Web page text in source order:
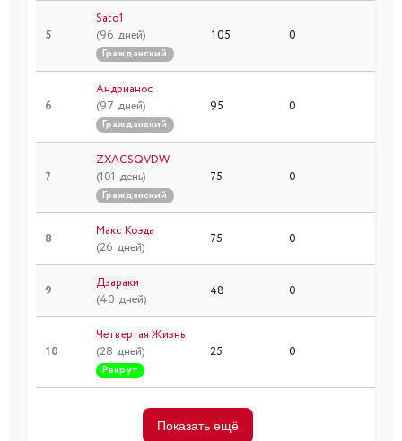
5
Sato1
(96 дней)
Гражданский
105 0
6
Андрианос
(97 дней)
Гражданский
95 0
7
ZXACSQVDW
(101 день)
Гражданский
75 0
8
Макс Коэда
(26 дней)
75 0
9
Дзараки
(40 дней)
48 0
10
Четвертая Жизнь
(28 дней)
Рекрут
25 0
Показать ещё